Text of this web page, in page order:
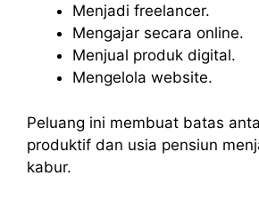
Menjadi freelancer.
Mengajar secara online.
Menjual produk digital.
Mengelola website.
Peluang ini membuat batas
produktif dan usia pensiun
kabur.